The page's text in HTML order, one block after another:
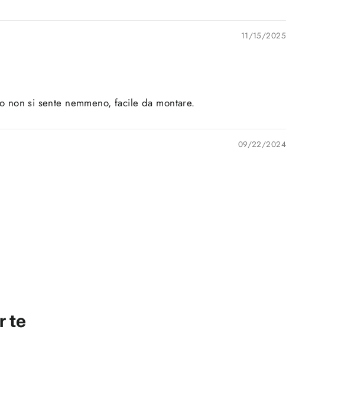
11/15/2025
si sente nemmeno, facile da montare.
09/22/2024
te